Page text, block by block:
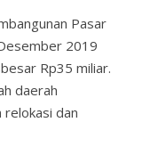
Pasar
2019
Rp35 miliar.
daerah
relokasi dan